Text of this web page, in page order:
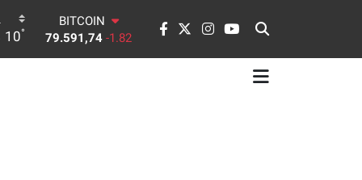
10°
DOLAR
45,43620 0.02
EURO